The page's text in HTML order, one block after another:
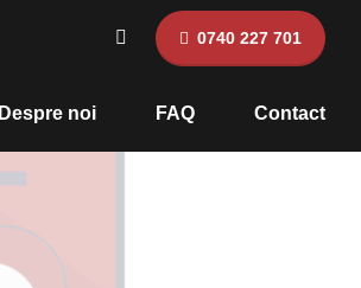
0740 227 701
Despre noi FAQ Contact